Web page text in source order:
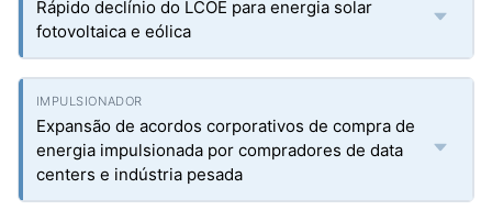
Rápido declínio do LCOE para energia solar
fotovoltaica e eólica
Expansão de acordos corporativos de compra de
energia impulsionada por compradores de data
centers e indústria pesada